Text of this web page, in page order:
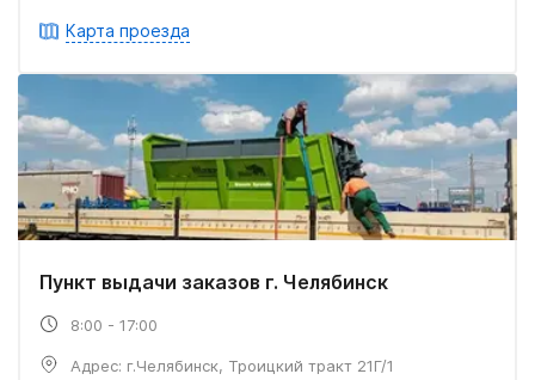
Карта проезда
Пункт выдачи заказов г. Челябинск
8:00 - 17:00
Адрес: г.Челябинск, Троицкий тракт 21Г/1